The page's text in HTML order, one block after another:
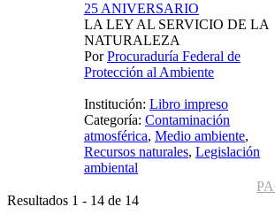
25 ANIVERSARIO
LA LEY AL SERVICIO DE LA
NATURALEZA
PorProcuraduría Federal de
Protección al Ambiente
Institución: Libro impreso
Categoría: Contaminación
atmosférica, Medio ambiente,
Recursos naturales, Legislación
ambiental
Resultados 1 - 14 de 14